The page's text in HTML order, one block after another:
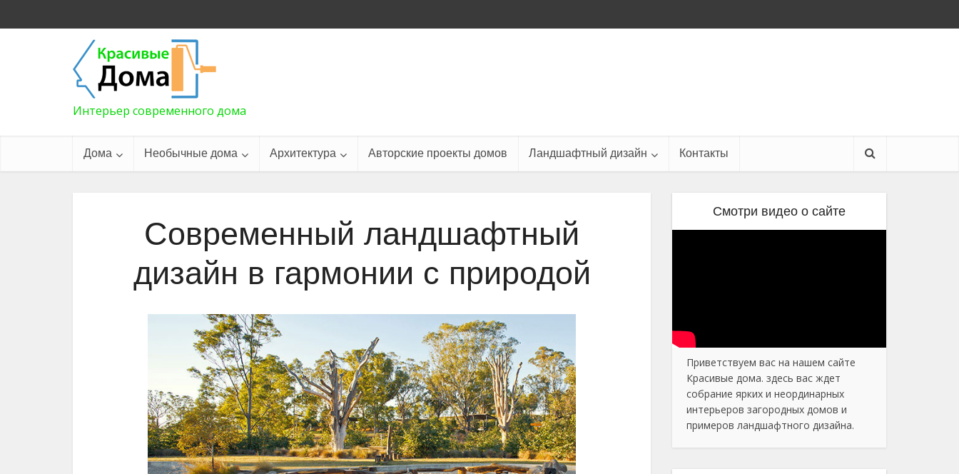
Интерьер современного дома
Дома Необычные дома Архитектура Авторские проекты домов Ландшафтный дизайн Контакты
Современный ландшафтный
дизайн в гармонии с природой
Смотри видео о сайте
Приветствуем вас на нашем сайте
Красивые дома. здесь вас ждет
собрание ярких и неординарных
интерьеров загородных домов и
примеров ландшафтного дизайна.